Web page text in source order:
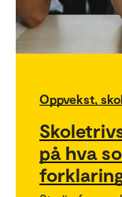
Oppvekst,
på hva